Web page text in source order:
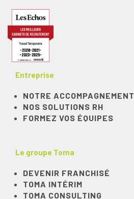
Entreprise
NOTRE ACCOMPAGNEMENT
NOS SOLUTIONS RH
FORMEZ VOS ÉQUIPES
Le groupe Toma
DEVENIR FRANCHISÉ
TOMA INTÉRIM
TOMA CONSULTING